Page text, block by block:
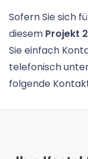
Sofern Sie sich
diesem Projekt
Sie einfach
telefonisch
folgende